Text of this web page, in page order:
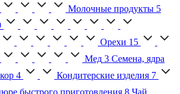
Молочные продукты 5
Орехи 15
Мед 3 Семена, ядра
4 Кондитерские изделия 7